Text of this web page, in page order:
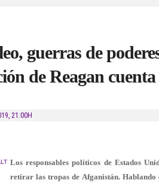
guerras de
de Reagan
, 21:00H
Los responsables políticos de Estados
retirar las tropas de Afganistán.